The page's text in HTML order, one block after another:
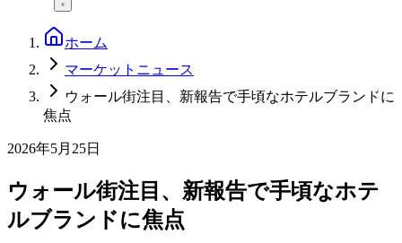
ホーム
マーケットニュース
ウォール街注目、新報告で手頃なホテルブランドに
焦点
2026年5月25日
ウォール街注目、新報告で手頃なホテ
ルブランドに焦点